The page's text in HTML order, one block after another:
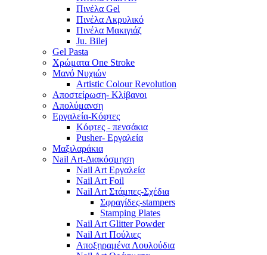
Πινέλα Gel
Πινέλα Ακρυλικό
Πινέλα Μακιγιάζ
Ju. Bilej
Gel Pasta
Χρώματα One Stroke
Mανό Nυχιών
Artistic Colour Revolution
Αποστείρωση- Κλίβανοι
Απολύμανση
Εργαλεία-Κόφτες
Κόφτες - πενσάκια
Pusher- Εργαλεία
Μαξιλαράκια
Nail Art-Διακόσμηση
Nail Art Εργαλεία
Nail Art Foil
Nail Art Στάμπες-Σχέδια
Σφραγίδες-stampers
Stamping Plates
Nail Art Glitter Powder
Nail Art Πούλιες
Αποξηραμένα Λουλούδια